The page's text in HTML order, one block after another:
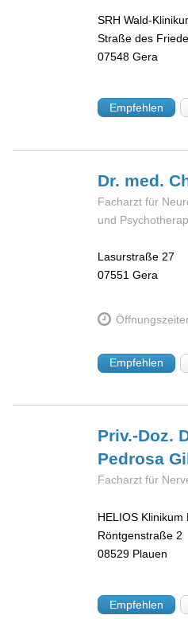
SRH Wald-
Straße des
07548 Gera
Empfehlen
Dr. med.
Facharzt für
und
Lasurstraße 27
07551 Gera
Empfehlen
Priv.-Doz.
Pedrosa
Facharzt für
HELIOS Klinikum
Röntgenstraße 2
08529 Plauen
Empfehlen